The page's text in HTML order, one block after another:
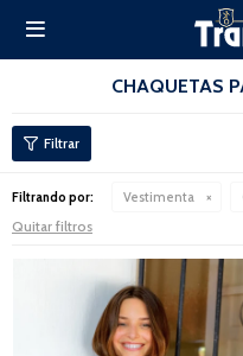

CHAQUETAS
Filtrando por: Vestimenta
Quitar filtros